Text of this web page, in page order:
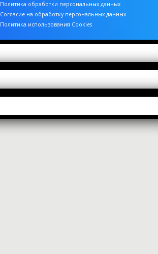
Политика обработки персональных данных
Согласие на обработку персональных данных
Политика использования Cookies